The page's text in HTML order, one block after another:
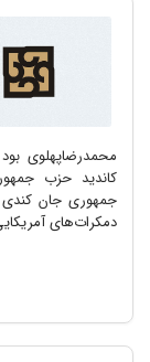
محمدرضاپهلوی بود
کاندید حزب
دمکرات‌های